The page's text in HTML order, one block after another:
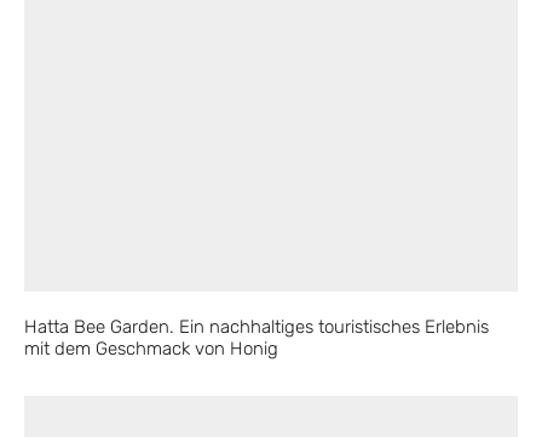
Hatta Bee Garden. Ein nachhaltiges touristisches Erlebnis
mit dem Geschmack von Honig